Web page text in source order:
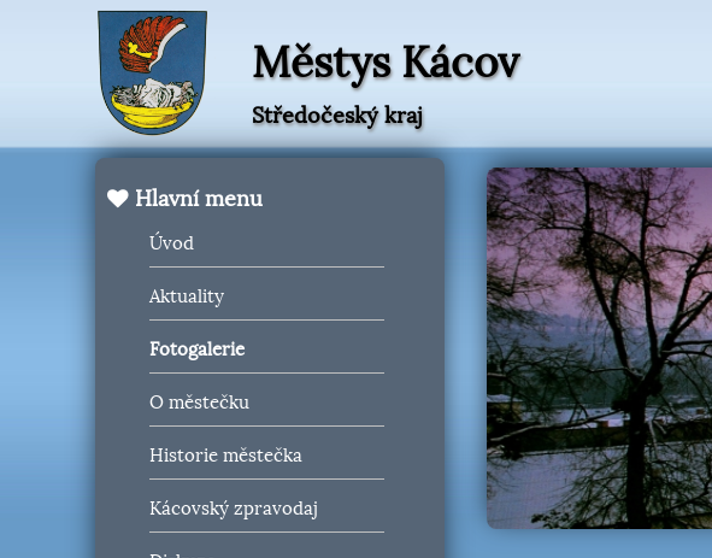
Městys Kácov
Středočeský kraj
Hlavní menu
Úvod
Aktuality
Fotogalerie
O městečku
Historie městečka
Kácovský zpravodaj